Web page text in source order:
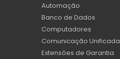
Automação
Banco de Dados
Computadores
Comunicação Unificada
Extensões de Garantia